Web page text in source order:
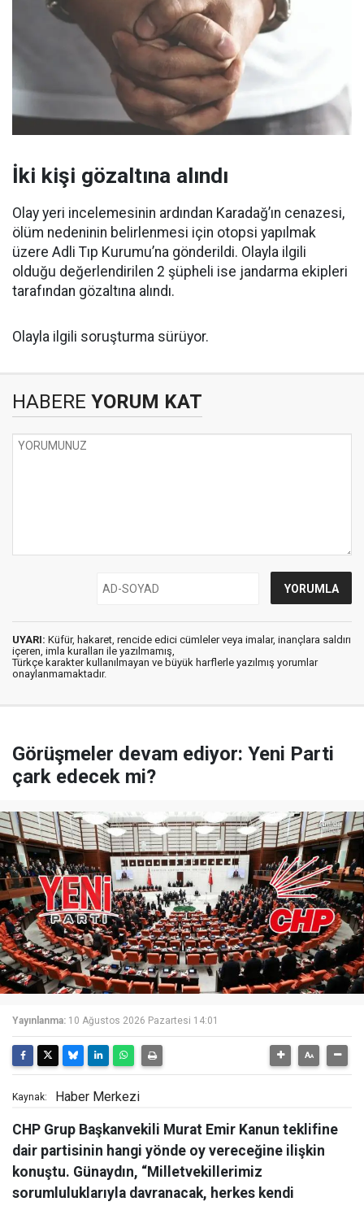
İki kişi gözaltına alındı
Olay yeri incelemesinin ardından Karadağ’ın cenazesi,
ölüm nedeninin belirlenmesi için otopsi yapılmak
üzere Adli Tıp Kurumu’na gönderildi. Olayla ilgili
olduğu değerlendirilen 2 şüpheli ise jandarma ekipleri
tarafından gözaltına alındı.
Olayla ilgili soruşturma sürüyor.
HABERE YORUM KAT
UYARI: Küfür, hakaret, rencide edici cümleler veya imalar, inançlara saldırı
içeren, imla kuralları ile yazılmamış,
Türkçe karakter kullanılmayan ve büyük harflerle yazılmış yorumlar
onaylanmamaktadır.
Görüşmeler devam ediyor: Yeni Parti
çark edecek mi?
Yayınlanma: 10 Ağustos 2026 Pazartesi 14:01
Kaynak: Haber Merkezi
CHP Grup Başkanvekili Murat Emir Kanun teklifine
dair partisinin hangi yönde oy vereceğine ilişkin
konuştu. Günaydın, “Milletvekillerimiz
sorumluluklarıyla davranacak, herkes kendi